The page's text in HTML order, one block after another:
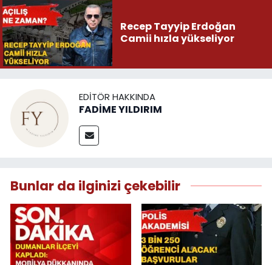
Recep Tayyip Erdoğan
Camii hızla yükseliyor
EDITÖR HAKKINDA
FADİME YILDIRIM
Bunlar da ilginizi çekebilir